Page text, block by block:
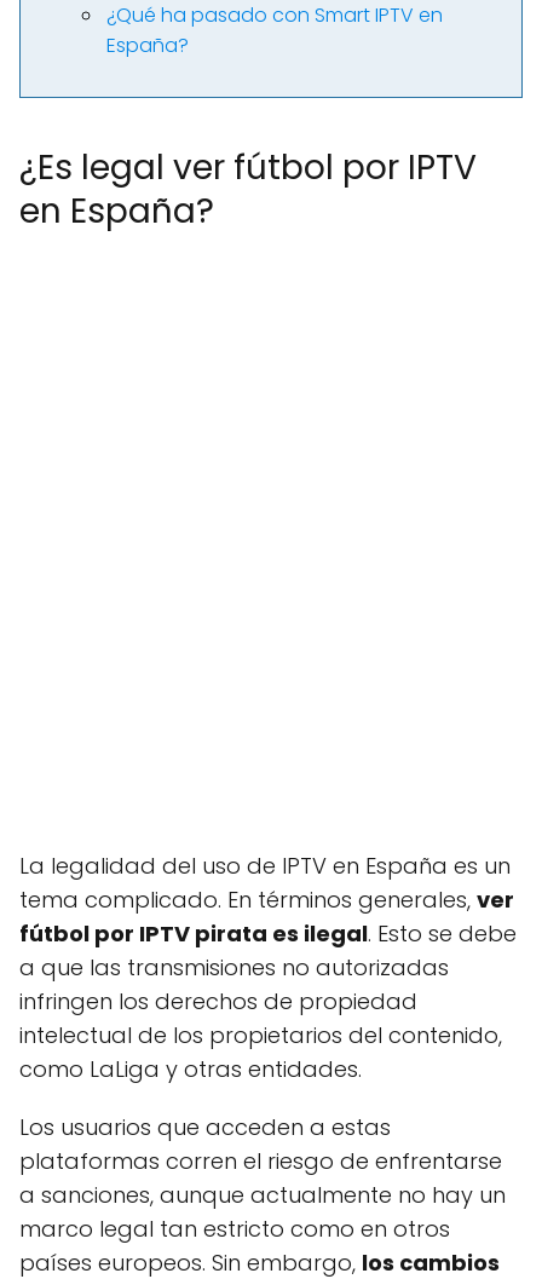
¿Qué ha pasado con Smart IPTV en
España?
¿Es legal ver fútbol por IPTV
en España?
La legalidad del uso de IPTV en España es un
tema complicado. En términos generales, ver
fútbol por IPTV pirata es ilegal. Esto se debe
a que las transmisiones no autorizadas
infringen los derechos de propiedad
intelectual de los propietarios del contenido,
como LaLiga y otras entidades.
Los usuarios que acceden a estas
plataformas corren el riesgo de enfrentarse
a sanciones, aunque actualmente no hay un
marco legal tan estricto como en otros
países europeos. Sin embargo, los cambios